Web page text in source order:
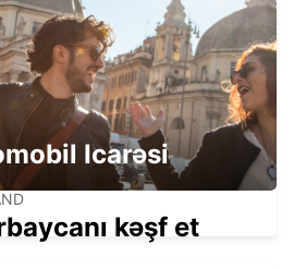
FR -IKC-*RY*
- IKC *RY*
Icarəsi
kəşf et